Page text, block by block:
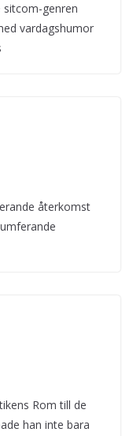
sitcom-genren
vardagshumor
återkomst
Rom till de
han inte bara